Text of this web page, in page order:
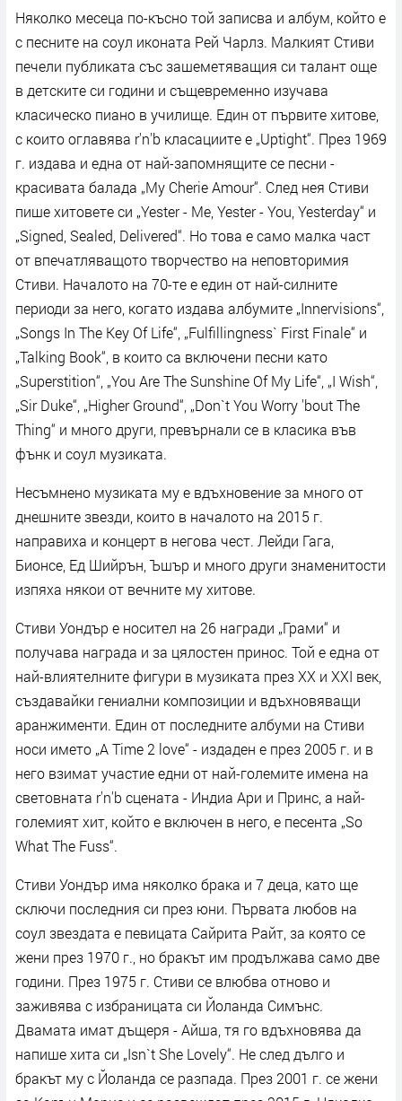
Няколко месеца по-късно той записва и албум, който е
с песните на соул иконата Рей Чарлз. Малкият Стиви
печели публиката със зашеметяващия си талант още
в детските си години и същевременно изучава
класическо пиано в училище. Един от първите хитове,
с които оглавява r'n'b класациите е „Uptight“. През 1969
г. издава и една от най-запомнящите се песни -
красивата балада „My Cherie Amour“. След нея Стиви
пише хитовете си „Yester - Me, Yester - You, Yesterday“ и
„Signed, Sealed, Delivered“. Но това е само малка част
от впечатляващото творчество на неповторимия
Стиви. Началото на 70-те е един от най-силните
периоди за него, когато издава албумите „Innervisions“,
„Songs In The Key Of Life“, „Fulfillingness` First Finale“ и
„Talking Book“, в които са включени песни като
„Superstition“, „You Are The Sunshine Of My Life“, „I Wish“,
„Sir Duke“, „Higher Ground“, „Don`t You Worry 'bout The
Thing“ и много други, превърнали се в класика във
фънк и соул музиката.
Несъмнено музиката му е вдъхновение за много от
днешните звезди, които в началото на 2015 г.
направиха и концерт в негова чест. Лейди Гага,
Бионсе, Ед Шийрън, Ъшър и много други знаменитости
изпяха някои от вечните му хитове.
Стиви Уондър е носител на 26 награди „Грами“ и
получава награда и за цялостен принос. Той е една от
най-влиятелните фигури в музиката през XX и XXI век,
създавайки гениални композиции и вдъхновяващи
аранжименти. Един от последните албуми на Стиви
носи името „A Time 2 love“ - издаден е през 2005 г. и в
него взимат участие едни от най-големите имена на
световната r'n'b сцената - Индиа Ари и Принс, а най-
големият хит, който е включен в него, е песента „So
What The Fuss“.
Стиви Уондър има няколко брака и 7 деца, като ще
сключи последния си през юни. Първата любов на
соул звездата е певицата Сайрита Райт, за която се
жени през 1970 г., но бракът им продължава само две
години. През 1975 г. Стиви се влюбва отново и
заживява с избраницата си Йоланда Симънс.
Двамата имат дъщеря - Айша, тя го вдъхновява да
напише хита си „Isn`t She Lovely“. Не след дълго и
бракът му с Йоланда се разпада. През 2001 г. се жени